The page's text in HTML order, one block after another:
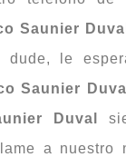
Saunier
le
Saunier
Duval
a nuestro